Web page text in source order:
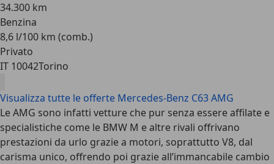
34.300 km
Benzina
8,6 l/100 km (comb.)
Privato
IT 10042Torino
Visualizza tutte le offerte Mercedes-Benz C63 AMG
Le AMG sono infatti vetture che pur senza essere affilate e
specialistiche come le BMW M e altre rivali offrivano
prestazioni da urlo grazie a motori, soprattutto V8, dal
carisma unico, offrendo poi grazie all’immancabile cambio